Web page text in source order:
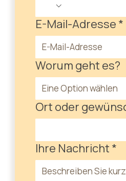
E-Mail-Adresse *
Worum geht es?
Ort oder
Ihre Nachricht *